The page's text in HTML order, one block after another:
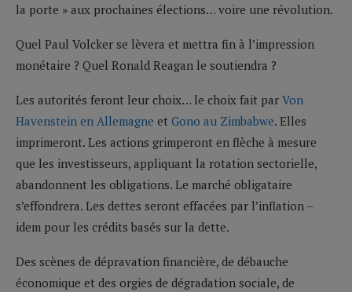
la porte » aux prochaines élections… voire une révolution.
Quel Paul Volcker se lèvera et mettra fin à l’impression
monétaire ? Quel Ronald Reagan le soutiendra ?
Les autorités feront leur choix… le choix fait par Von
Havenstein en Allemagne et Gono au Zimbabwe. Elles
imprimeront. Les actions grimperont en flèche à mesure
que les investisseurs, appliquant la rotation sectorielle,
abandonnent les obligations. Le marché obligataire
s’effondrera. Les dettes seront effacées par l’inflation –
idem pour les crédits basés sur la dette.
Des scènes de dépravation financière, de débauche
économique et des orgies de dégradation sociale, de